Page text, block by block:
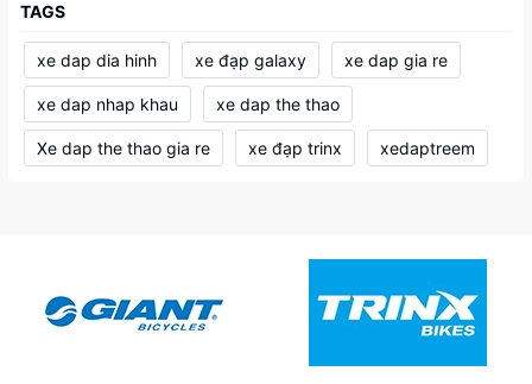
TAGS
xe dap dia hinh xe đạp galaxy xe dap gia re
xe dap nhap khau xe dap the thao
Xe dap the thao gia re xe đạp trinx xedaptreem